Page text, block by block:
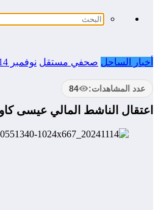
أخبار الساحل صحفي مستقل نوفمبر 14, 2024
عدد المشاهدات: 84
اعتقال الناشط المالي عيسى